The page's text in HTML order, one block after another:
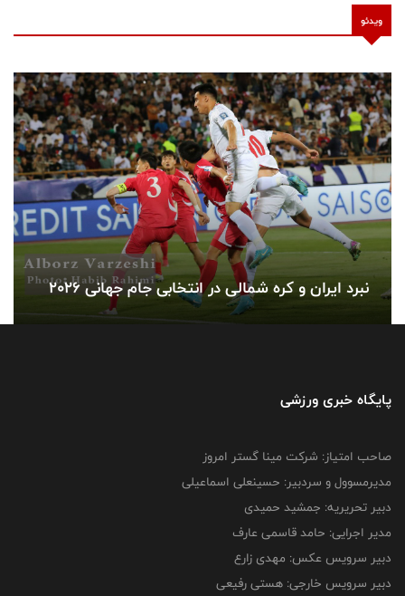
ویدئو
نبرد ایران و کره شمالی در‌ انتخابی جام جهانی ۲۰۲۶
پایگاه خبری ورزشی
صاحب امتیاز: شرکت مینا گستر امروز
مدیرمسوول و سردبیر: حسینعلی اسماعیلی
دبیر تحریریه: جمشید حمیدی
مدیر اجرایی: حامد قاسمی عارف
دبیر سرویس عکس: مهدی زارع
دبیر سرویس خارجی: هستی رفیعی